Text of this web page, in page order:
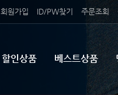
회원가입 ID/PW찾기 주문조회
할인상품 베스트상품